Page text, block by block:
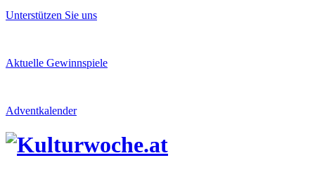
Unterstützen Sie uns
Aktuelle Gewinnspiele
Adventkalender